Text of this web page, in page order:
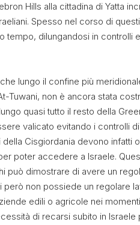
Hills alla cittadina di Yatta
Spesso nel corso di
tempo, dilungandosi in controlli
lungo il confine più
Tuwani, non è ancora stata
quasi tutto il resto della
valicato evitando i controlli
Cisgiordania devono infatti
poter accedere a Israele.
può dimostrare di avere un
però non possiede un regolare
edili o agricole nei
di recarsi subito in